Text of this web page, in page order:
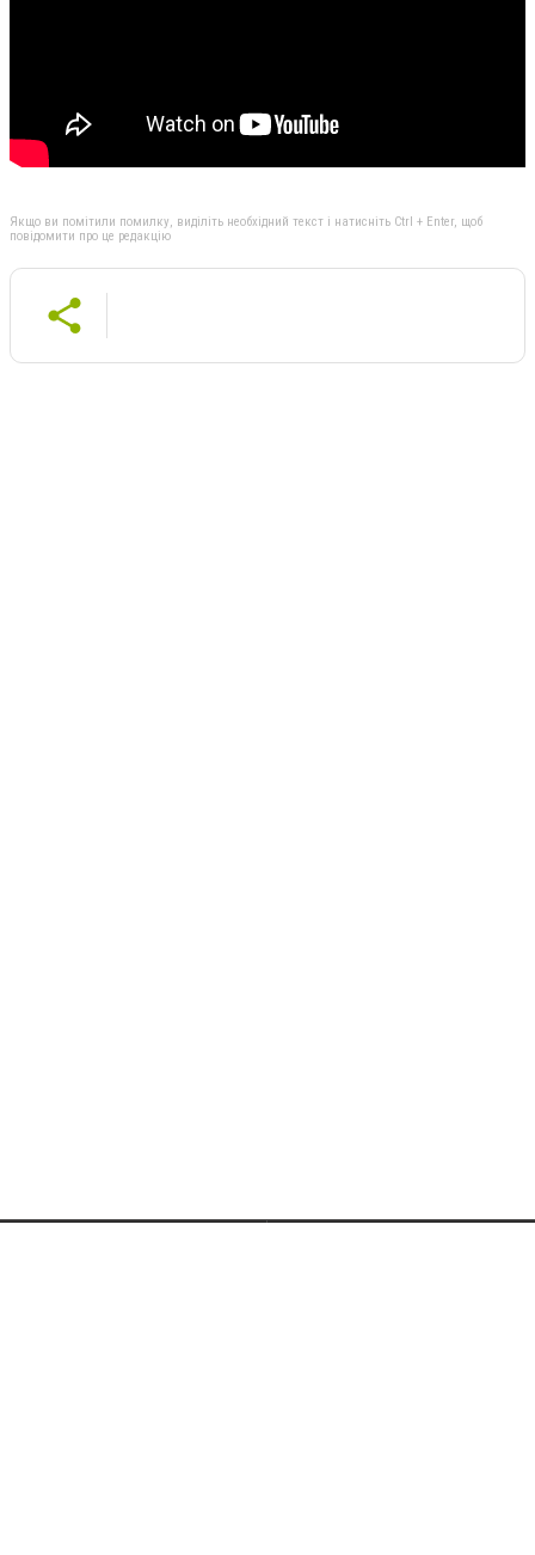
Якщо ви помітили помилку, виділіть необхідний текст і натисніть Ctrl + Enter, щоб
повідомити про це редакцію